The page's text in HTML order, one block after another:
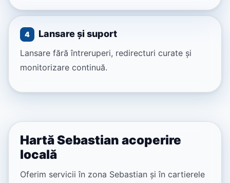
4 Lansare și suport
Lansare fără întreruperi, redirecturi curate și
monitorizare continuă.
Hartă Sebastian acoperire
locală
Oferim servicii în zona Sebastian și în cartierele